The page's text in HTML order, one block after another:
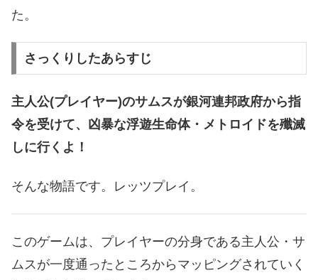
た。
さっくりしたあらすじ
主人公(プレイヤー)のサムスが銀河連邦政府から指
令を受けて、凶暴な浮遊生命体・メトロイドを殲滅
しに行くよ！
そんな物語です。 レッツプレイ。
このゲームは、プレイヤーの分身である主人公・サ
ムスが一度通ったところからマッピングされていく